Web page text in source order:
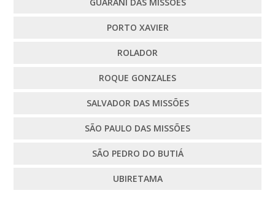
PORTO XAVIER
ROLADOR
ROQUE GONZALES
SALVADOR DAS MISSÕES
SÃO PAULO DAS MISSÕES
SÃO PEDRO DO BUTIÁ
UBIRETAMA